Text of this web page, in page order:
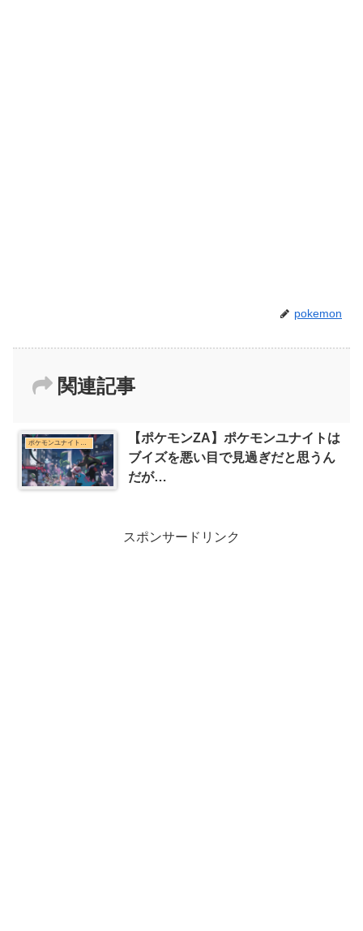
pokemon
関連記事
【ポケモンZA】ポケモンユナイトは
ブイズを悪い目で見過ぎだと思うん
だが…
スポンサードリンク